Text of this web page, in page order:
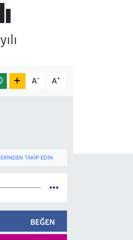
A- A+
TAKIP EDIN
BEĞEN